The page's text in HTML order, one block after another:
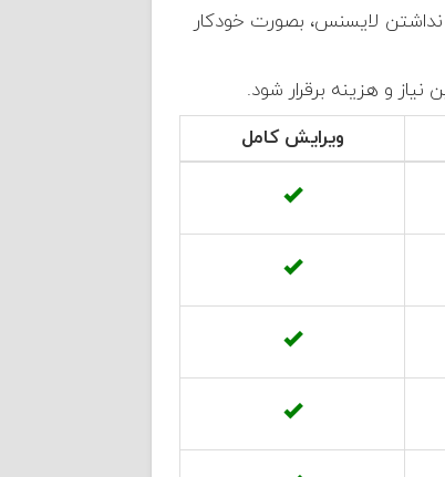
نداشتن لایسنس، بصورت خودکار
ویرایش کامل